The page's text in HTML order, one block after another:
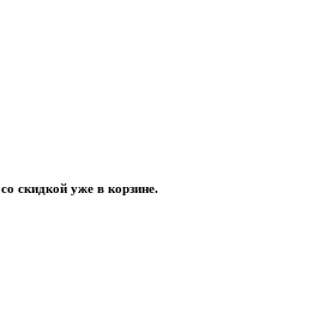
скидкой уже в корзине.